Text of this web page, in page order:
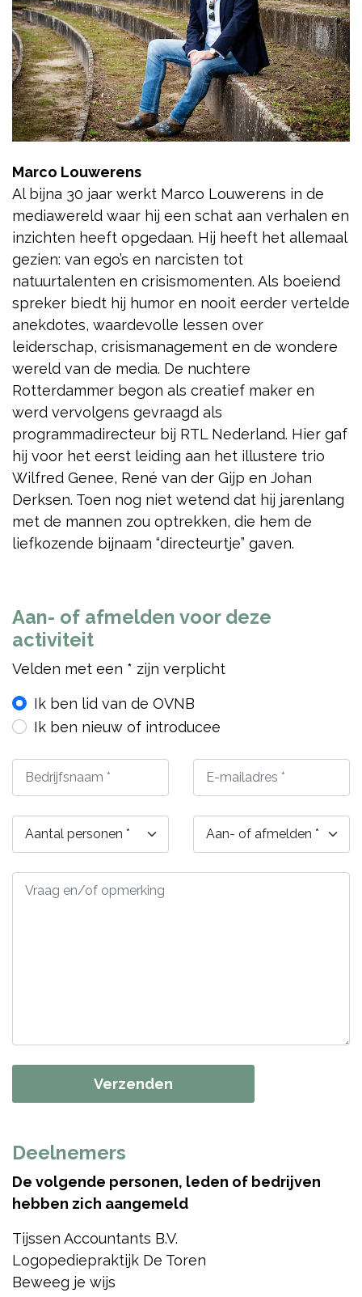
Marco Louwerens
Al bijna 30 jaar werkt Marco Louwerens in de
mediawereld waar hij een schat aan verhalen en
inzichten heeft opgedaan. Hij heeft het allemaal
gezien: van ego’s en narcisten tot
natuurtalenten en crisismomenten. Als boeiend
spreker biedt hij humor en nooit eerder vertelde
anekdotes, waardevolle lessen over
leiderschap, crisismanagement en de wondere
wereld van de media. De nuchtere
Rotterdammer begon als creatief maker en
werd vervolgens gevraagd als
programmadirecteur bij RTL Nederland. Hier gaf
hij voor het eerst leiding aan het illustere trio
Wilfred Genee, René van der Gijp en Johan
Derksen. Toen nog niet wetend dat hij jarenlang
met de mannen zou optrekken, die hem de
liefkozende bijnaam “directeurtje” gaven.
Aan- of afmelden voor deze
activiteit
Velden met een * zijn verplicht
Ik ben lid van de OVNB
Ik ben nieuw of introducee
Deelnemers
De volgende personen, leden of bedrijven
hebben zich aangemeld
Tijssen Accountants B.V.
Logopediepraktijk De Toren
Beweeg je wijs